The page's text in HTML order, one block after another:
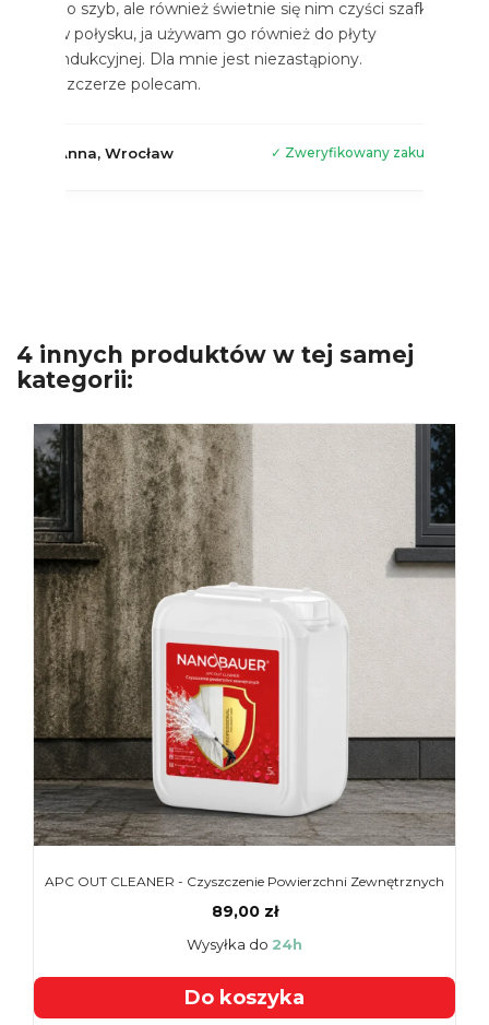
do szyb, ale również świetnie się nim czyści szafki
w połysku, ja używam go również do płyty
indukcyjnej. Dla mnie jest niezastąpiony.
Szczerze polecam.
Anna, Wrocław ✓ Zweryfikowany zakup
4 innych produktów w tej samej
kategorii:
APC OUT CLEANER - Czyszczenie Powierzchni Zewnętrznych
89,00 zł
Wysyłka do 24h
Do koszyka